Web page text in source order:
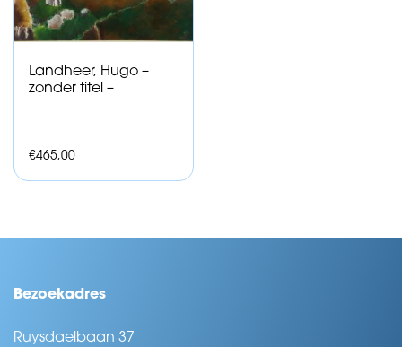
Landheer, Hugo –
zonder titel –
€465,00
Bezoekadres
Ruysdaelbaan 37